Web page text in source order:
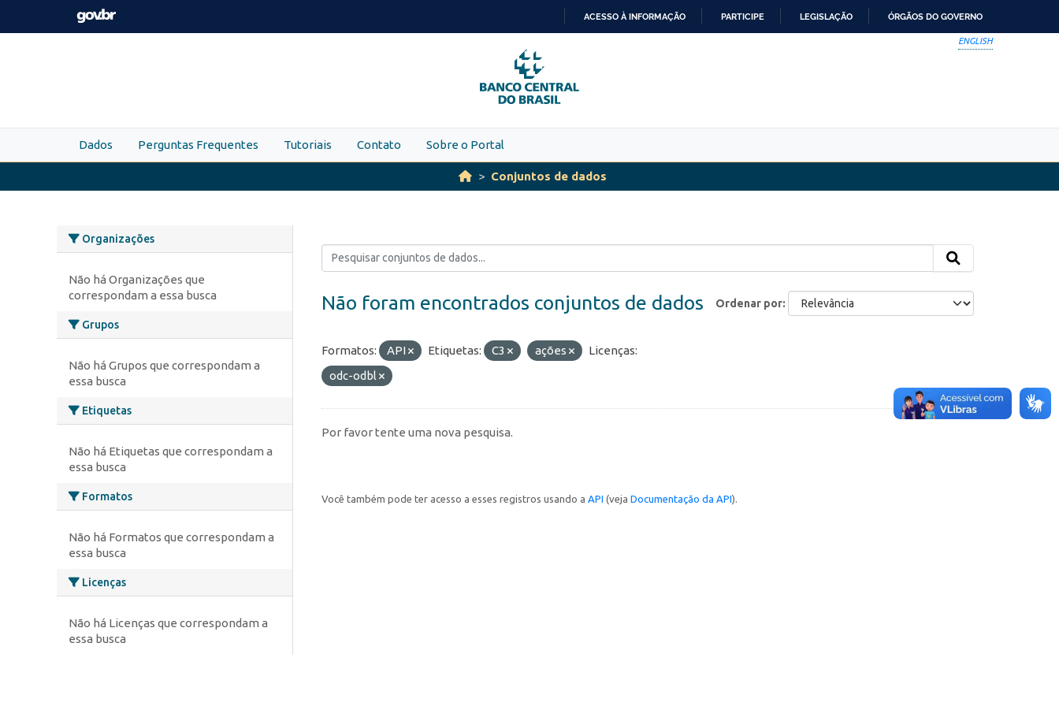
Skip to main content
PARA
O
CONTEÚDO
ACESSO À INFORMAÇÃO PARTICIPE LEGISLAÇÃO ÓRGÃOS DO GOVERNO
ENGLISH
Dados Perguntas Frequentes Tutoriais Contato Sobre o Portal
Conjuntos de dados
Organizações
Não há Organizações que
correspondam a essa busca
Grupos
Não há Grupos que correspondam a
essa busca
Etiquetas
Não há Etiquetas que correspondam a
essa busca
Formatos
Não há Formatos que correspondam a
essa busca
Licenças
Não há Licenças que correspondam a
essa busca
Ordenar por
Não foram encontrados conjuntos de dados
Formatos: API Etiquetas: C3 ações
Licenças:
odc-odbl
Por favor tente uma nova pesquisa.
Você também pode ter acesso a esses registros usando a API (veja Documentação da API).